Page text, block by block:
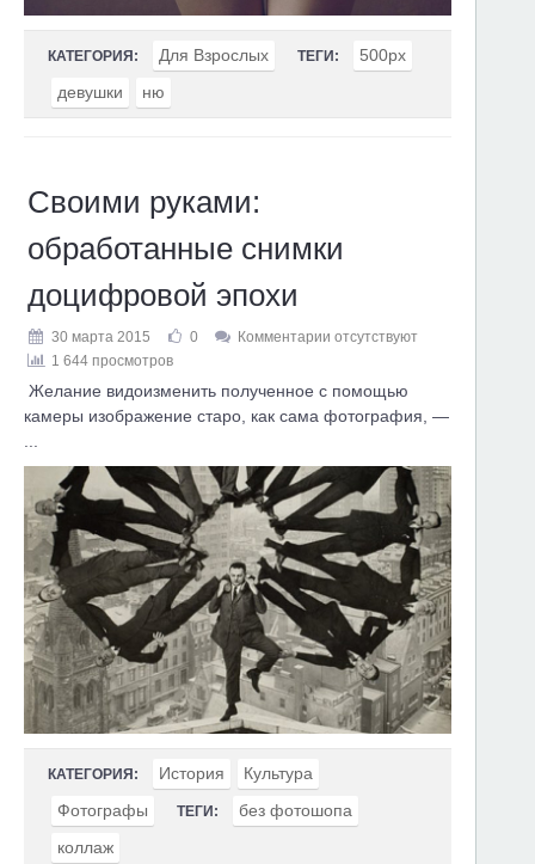
КАТЕГОРИЯ: Для Взрослых ТЕГИ:
500px
девушки
ню
Своими руками:
обработанные снимки
доцифровой эпохи
30 марта 2015 0
Комментарии отсутствуют
1 644 просмотров
Желание видоизменить полученное с помощью
камеры изображение старо, как сама фотография, —
КАТЕГОРИЯ: История
Культура
Фотографы
ТЕГИ:
без фотошопа
коллаж